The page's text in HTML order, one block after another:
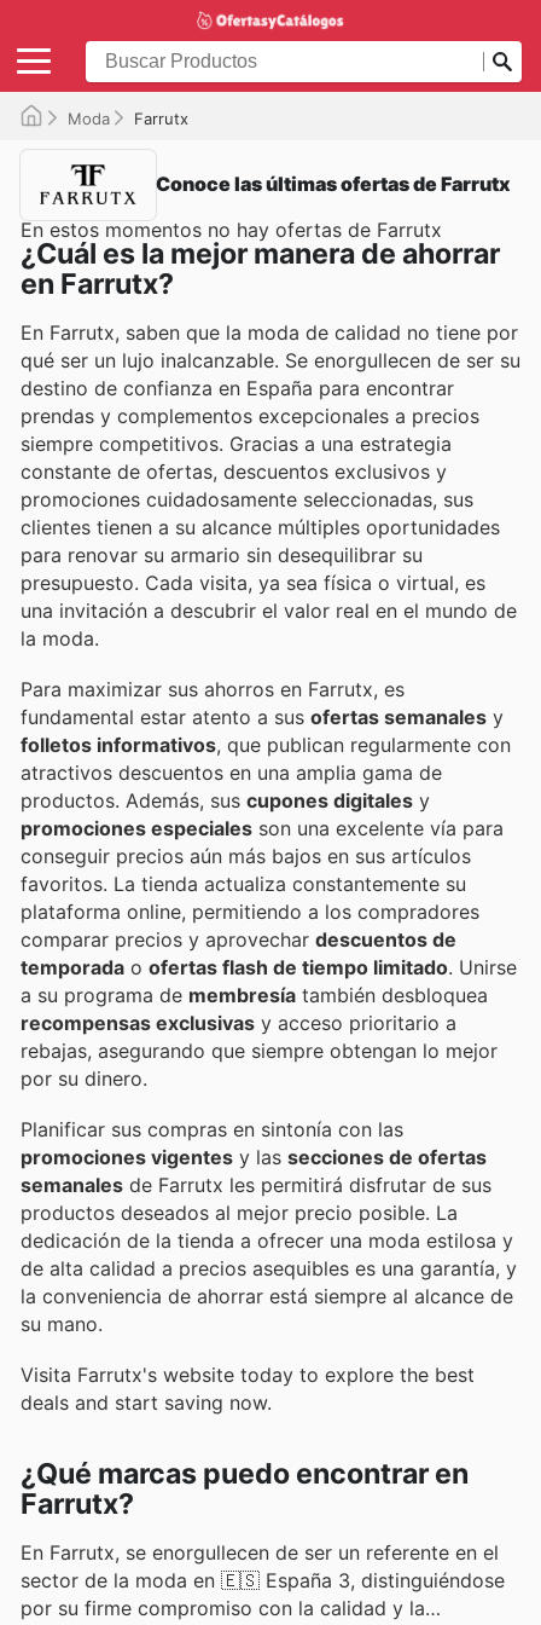
Moda Farrutx
Conoce las últimas ofertas de Farrutx
En estos momentos no hay ofertas de Farrutx
¿Cuál es la mejor manera de ahorrar
en Farrutx?
En Farrutx, saben que la moda de calidad no tiene por
qué ser un lujo inalcanzable. Se enorgullecen de ser su
destino de confianza en España para encontrar
prendas y complementos excepcionales a precios
siempre competitivos. Gracias a una estrategia
constante de ofertas, descuentos exclusivos y
promociones cuidadosamente seleccionadas, sus
clientes tienen a su alcance múltiples oportunidades
para renovar su armario sin desequilibrar su
presupuesto. Cada visita, ya sea física o virtual, es
una invitación a descubrir el valor real en el mundo de
la moda.
Para maximizar sus ahorros en Farrutx, es
fundamental estar atento a sus ofertas semanales y
folletos informativos, que publican regularmente con
atractivos descuentos en una amplia gama de
productos. Además, sus cupones digitales y
promociones especiales son una excelente vía para
conseguir precios aún más bajos en sus artículos
favoritos. La tienda actualiza constantemente su
plataforma online, permitiendo a los compradores
comparar precios y aprovechar descuentos de
temporada o ofertas flash de tiempo limitado. Unirse
a su programa de membresía también desbloquea
recompensas exclusivas y acceso prioritario a
rebajas, asegurando que siempre obtengan lo mejor
por su dinero.
Planificar sus compras en sintonía con las
promociones vigentes y las secciones de ofertas
semanales de Farrutx les permitirá disfrutar de sus
productos deseados al mejor precio posible. La
dedicación de la tienda a ofrecer una moda estilosa y
de alta calidad a precios asequibles es una garantía, y
la conveniencia de ahorrar está siempre al alcance de
su mano.
Visita Farrutx's website today to explore the best
deals and start saving now.
¿Qué marcas puedo encontrar en
Farrutx?
En Farrutx, se enorgullecen de ser un referente en el
sector de la moda en 🇪🇸 España 3, distinguiéndose
por su firme compromiso con la calidad y la